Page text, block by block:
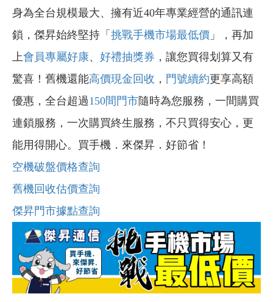
身為全台規模最大、擁有近40年專業經營的通訊連
鎖，傑昇始終堅持「 挑戰手機市場最低價 」，再加
上會員專屬好康、 好禮抽獎券 ，讓您買得划算又有
驚喜！舊機還能高價現金回收 ， 門號續約更享高額
優惠，全台超過150間門市隨時為您服務，一間購買
連鎖服務，一次購買終生服務，不只買得安心，更
能用得開心。買手機．來傑昇．好節省！
空機破盤價格查詢
舊機回收估價查詢
傑昇門市據點查詢